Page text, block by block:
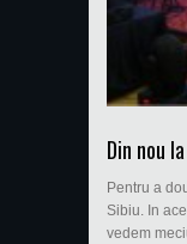
Din nou
Pentru a
Sibiu. In
vedem